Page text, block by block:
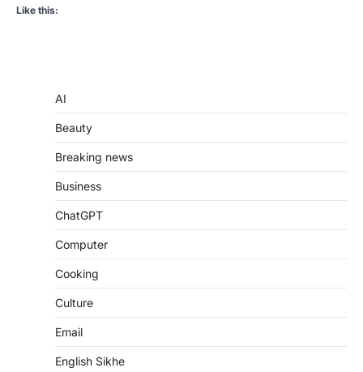
Like this:
AI
Beauty
Breaking news
Business
ChatGPT
Computer
Cooking
Culture
Email
English Sikhe